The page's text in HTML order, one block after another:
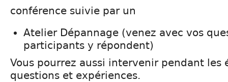
conférence suivie par un
Atelier Dépannage (venez avec vos
participants y répondent)
Vous pourrez aussi intervenir pendant les
questions et expériences.